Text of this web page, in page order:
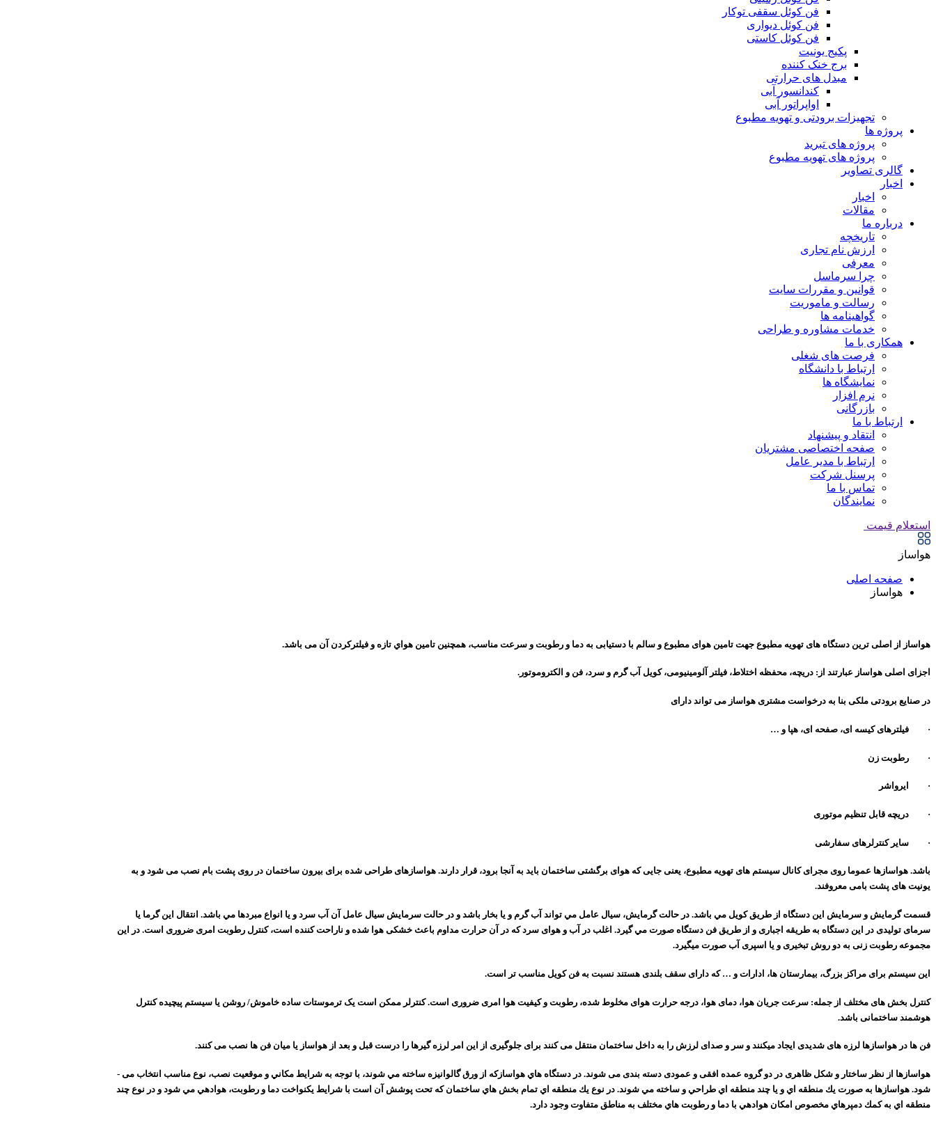
فن کوئل سقفی توکار
فن کوئل دیواری
فن کوئل کاستی
پکیج یونیت
برج خنک کننده
مبدل های حرارتی
کندانسور آبی
اواپراتور آبی
تجهیزات برودتی و تهویه مطبوع
پروژه ها
پروژه های تبرید
پروژه های تهویه مطبوع
گالری تصاویر
اخبار
اخبار
مقالات
درباره ما
تاریخچه
ارزش نام تجاری
معرفی
چرا سرماسل
قوانین و مقررات سایت
رسالت و ماموریت
گواهینامه ها
خدمات مشاوره و طراحی
همکاری با ما
فرصت های شغلی
ارتباط با دانشگاه
نمایشگاه ها
نرم افزار
بازرگانی
ارتباط با ما
انتقاد و پیشنهاد
صفحه اختصاصی مشتریان
ارتباط با مدیر عامل
پرسنل شرکت
تماس با ما
نمایندگان
استعلام قیمت
هواساز
صفحه اصلی
هواساز
هواساز از اصلی­ ترین دستگاه­ های تهویه مطبوع جهت تامین هوای مطبوع و سالم با دستیابی به دما و رطوبت و سرعت مناسب، همچنين تامين هواي تازه و فيلتركردن آن می­ باشد.
اجزای اصلی هواساز عبارتند از: دریچه، محفظه اختلاط، فیلتر آلومینیومی، کویل آب گرم و سرد، فن و الکتروموتور.
در صنایع برودتی ملکی بنا به درخواست مشتری هواساز می تواند دارای
· فیلترهای کیسه­ ای، صفحه ای، هپا و …
· رطوبت زن
· ایرواشر
· دریچه قابل تنظیم موتوری
· سایر کنترلرهای سفارشی
باشد. هواسازها عموما روی مجرای کانال سیستم­ های تهویه مطبوع، یعنی جایی که هوای برگشتی ساختمان باید به آنجا برود، قرار دارند. هواسازهای طراحی شده برای بیرون ساختمان در روی پشت بام نصب می­ شود و به
یونیت­ های پشت بامی معروفند.
قسمت گرمايش و سرمايش اين دستگاه از طريق کويل مي ­باشد. در حالت گرمايش، سيال عامل مي­ تواند آب گرم و يا بخار باشد و در حالت سرمايش سيال عامل آن آب سرد و يا انواع مبردها مي­ باشد. انتقال اين گرما يا
سرماى توليدى در اين دستگاه به طريقه اجبارى و از طريق فن دستگاه صورت مي­ گيرد. اغلب در آب و هوای سرد که در آن حرارت مداوم باعث خشکی هوا شده و ناراحت کننده است، کنترل رطوبت امری ضروری است. در این
مجموعه رطوبت زنی به دو روش تبخیری و یا اسپری آب صورت می­گیرد.
اين سيستم براى مراکز بزرگ، بيمارستان­ ها، ادارات و … که دارای سقف بلندی هستند نسبت به فن کویل مناسب تر است.
کنترل بخش­ های مختلف از جمله: سرعت جریان هوا، دمای هوا، درجه حرارت هوای مخلوط شده، رطوبت و کیفیت هوا امری ضروری است. کنترلر ممکن است یک ترموستات ساده خاموش/ روشن یا سیستم پیچیده کنترل
هوشمند ساختمانی باشد.
فن­ ها در هواسازها لرزه­ های شدیدی ایجاد می­کنند و سر و صدای لرزش را به داخل ساختمان منتقل می­ کنند برای جلوگیری از این امر لرزه­ گیرها را درست قبل و بعد از هواساز یا میان فن­ ها نصب می­ کنند.
هواسازها از نظر ساختار و شکل ظاهری در دو گروه عمده افقی و عمودی دسته ­بندی می­ شوند. در دستگاه­ هاي هواسازكه از ورق گالوانيزه ساخته مي­ شوند، با توجه به شرايط مكاني و موقعيت نصب، نوع مناسب انتخاب می ­
شود. هواساز­ها به صورت يك منطقه اي و يا چند منطقه­ اي طراحي و ساخته مي ­شوند. در نوع يك منطقه ­اي تمام بخش­ هاي ساختمان كه تحت پوشش آن است با شرايط يكنواخت دما و رطوبت، هوادهي مي­ شود و در نوع چند
منطقه ­اي به كمك دمپرهاي مخصوص امكان هوادهي با دما و رطوبت ­هاي مختلف به مناطق متفاوت وجود دارد.